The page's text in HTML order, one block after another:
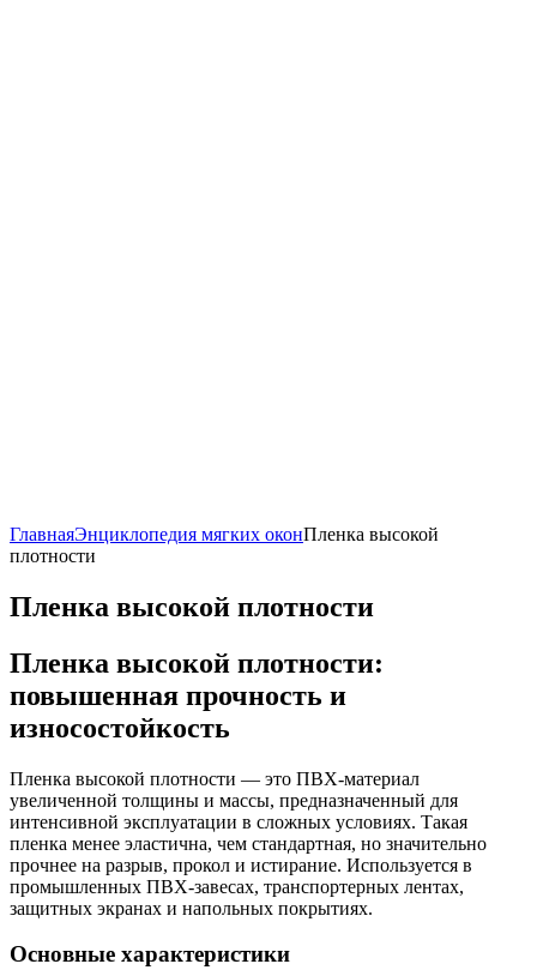
ГлавнаяЭнциклопедия мягких оконПленка высокой
плотности
Пленка высокой плотности
Пленка высокой плотности:
повышенная прочность и
износостойкость
Пленка высокой плотности — это ПВХ-материал
увеличенной толщины и массы, предназначенный для
интенсивной эксплуатации в сложных условиях. Такая
пленка менее эластична, чем стандартная, но значительно
прочнее на разрыв, прокол и истирание. Используется в
промышленных ПВХ-завесах, транспортерных лентах,
защитных экранах и напольных покрытиях.
Основные характеристики